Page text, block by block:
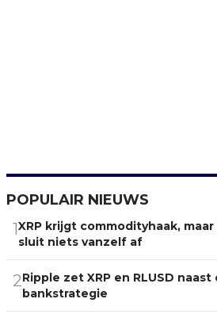
POPULAIR NIEUWS
1XRP krijgt commodityhaak, maar
sluit niets vanzelf af
2Ripple zet XRP en RLUSD naast
bankstrategie